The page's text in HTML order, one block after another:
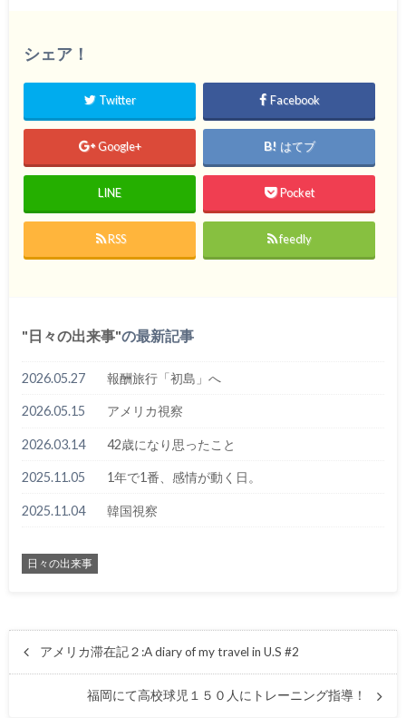
シェア！
Twitter Facebook
Google+ はてブ
LINE Pocket
RSS feedly
日々の出来事 の最新記事
2026.05.27 報酬旅行「初島」へ
2026.05.15 アメリカ視察
2026.03.14 42歳になり思ったこと
2025.11.05 1年で1番、感情が動く日。
2025.11.04 韓国視察
日々の出来事
アメリカ滞在記２:A diary of my travel in U.S #2
福岡にて高校球児１５０人にトレーニング指導！